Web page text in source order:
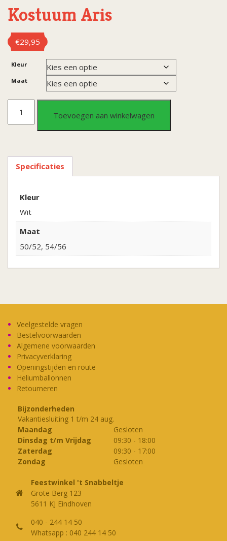
Kostuum Aris
€29,95
Kleur
Maat
Kostuum
Toevoegen aan winkelwagen
Specificaties
Kleur
Wit
Maat
50/52, 54/56
Veelgestelde vragen
Bestelvoorwaarden
Algemene voorwaarden
Privacyverklaring
Openingstijden en route
Heliumballonnen
Retourneren
Bijzonderheden
Vakantiesluiting 1 t/m 24 aug.
Maandag
Gesloten
Dinsdag t/m Vrijdag
09:30 - 18:00
Zaterdag
09:30 - 17:00
Zondag
Gesloten
Feestwinkel 't Snabbeltje
Grote Berg 123
5611 KJ Eindhoven
040 - 244 14 50
Whatsapp : 040 244 14 50